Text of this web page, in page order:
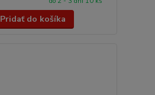
Pridať do košíka